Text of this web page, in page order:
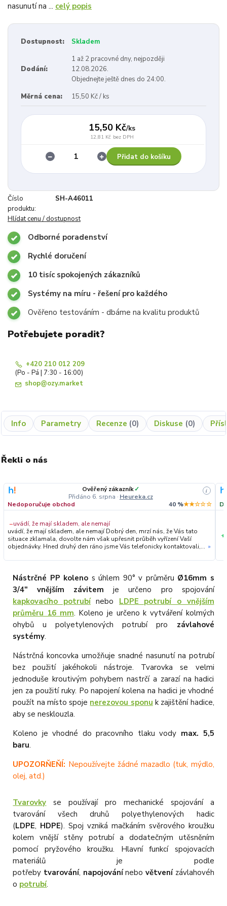
nasunutí na ... celý popis
Dostupnost: Skladem
Dodání:
1 až 2 pracovné dny, nejpozději
12.08.2026.
Objednejte ještě dnes do 24:00.
Měrná cena:
15,50 Kč / ks
15,50 Kč/ks
12,81 Kč bez DPH
Přidat do košíku
Číslo
produktu:
SH-A46011
Hlídat cenu / dostupnost
Odborné poradenství
Rychlé doručení
10 tisíc spokojených zákazníků
Systémy na míru - řešení pro každého
Ověřeno testováním - dbáme na kvalitu produktů
Potřebujete poradit?
+420 210 012 209
(Po - Pá | 7:30 - 16:00)
shop@ozy.market
Info Parametry Recenze 0 Diskuse 0
Řekli o nás
Ověřený zákazník✓
Přidáno 6. srpna · Heureka.cz
i
Nedoporučuje obchod 40 %★★☆☆☆
−uvádí, že mají skladem, ale nemají
uvádí, že mají skladem, ale nemají Dobrý den, mrzí nás, že Vás tato
situace zklamala, dovolte nám však upřesnit průběh vyřízení Vaší
objednávky. Hned druhý den ráno jsme Vás telefonicky kontaktovali,
prověřovali jeho dostupnost přímo u dodavatele. Jelikož zboží
všem jsme Vás obratem informovali a náležitě se omluvili.
Zakládáme si na férovém a rychlém jednání. O to více nás mrzí, že i
přes naši okamžitou reakci, osobní telefonát a maximální snahu náš
obchod nedoporučujete. Věříme, že nám v budoucnu dáte příležitost
přesvědčit Vás o kvalitě našich služeb. Tým OZY.market
»
+
Nástrčné PP koleno s úhlem 90° v průměru Ø16mm s
3/4" vnějším závitem je určeno pro spojování
kapkovacího potrubínebo LDPE potrubí o vnějším
průměru 16 mm. Koleno je určeno k vytváření kolmých
ohybů u polyetylenových potrubí pro závlahové
systémy.
Nástrčná koncovka umožňuje snadné nasunutí na potrubí
bez použití jakéhokoli nástroje. Tvarovka se velmi
jednoduše kroutivým pohybem nastrčí a zarazí na hadici
jen za použití ruky. Po napojení kolena na hadici je vhodné
použít na místo spoje nerezovou sponu k zajištění hadice,
aby se nesklouzla.
Koleno je vhodné do pracovního tlaku vody max. 5,5
baru.
UPOZORŇEŇÍ: Nepoužívejte žádné mazadlo (tuk, mýdlo,
olej, atd.)
Tvarovky se používají pro mechanické spojování a
tvarování všech druhů polyethylenových hadic
(LDPE, HDPE). Spoj vzniká mačkáním svěrového kroužku
kolem vnější stěny potrubí a dodatečným utěsněním
pomocí pryžového kroužku. Hlavní funkcí spojovacích
materiálů je podle
potřeby tvarování, napojovánínebo větvení závlahovéh
o potrubí.